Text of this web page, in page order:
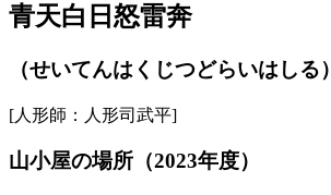
青天白日怒雷奔
（せいてんはくじつどらいはしる）
[人形師：人形司武平]
山小屋の場所（2023年度）